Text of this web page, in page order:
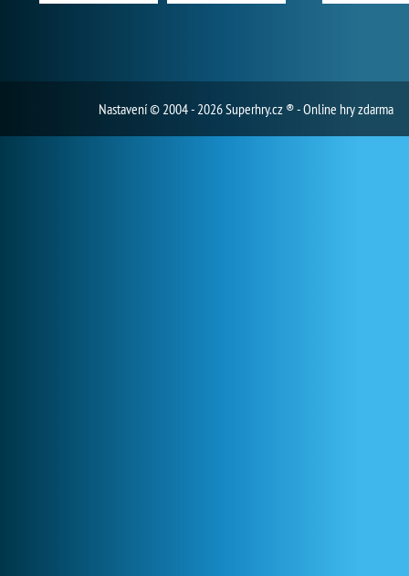
Nastavení© 2004 - 2026 Superhry.cz ® - Online hry zdarma